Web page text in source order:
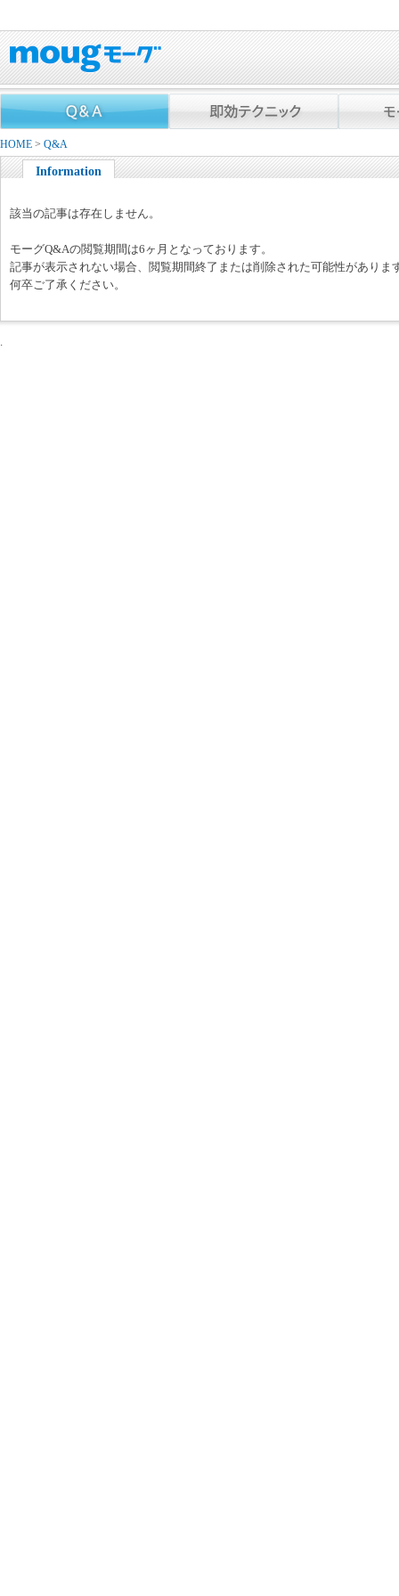
HOME > Q&A
Information
該当の記事は存在しません。
モーグQ&Aの閲覧期間は6ヶ月となっております。
記事が表示されない場合、閲覧期間終了または削除された可能性がありま
何卒ご了承ください。